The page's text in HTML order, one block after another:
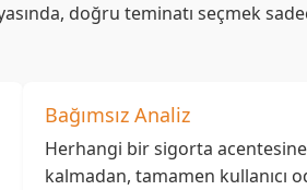
doğru teminatı seçmek
Bağımsız Analiz
Herhangi bir sigorta acentesine
kalmadan, tamamen kullanıcı